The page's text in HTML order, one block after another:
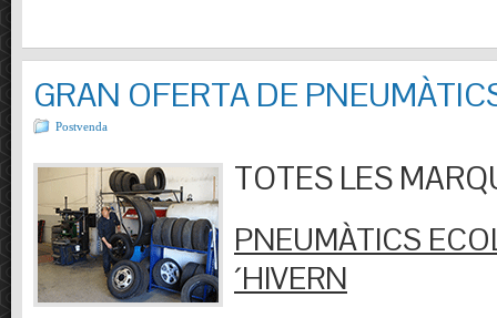
GRAN OFERTA DE
Postvenda
TOTES LES
PNEUMÀTICS
´HIVERN